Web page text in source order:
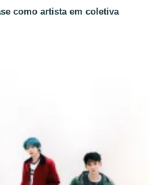
como artista em coletiva